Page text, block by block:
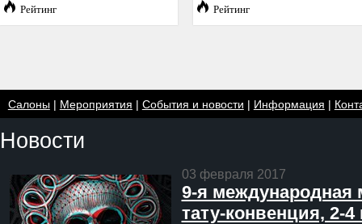
Рейтинг Рейтинг
Салоны| Мероприятия | События и новости | Информация |
Новости
03 февраля 2017
9-я международная
тату-конвенция, 2-